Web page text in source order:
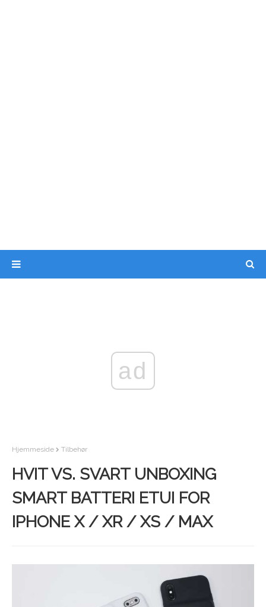
ad
Hjemmeside Tilbehør
HVIT VS. SVART UNBOXING
SMART BATTERI ETUI FOR
IPHONE X / XR / XS / MAX